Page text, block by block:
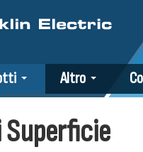
Altro
Superficie